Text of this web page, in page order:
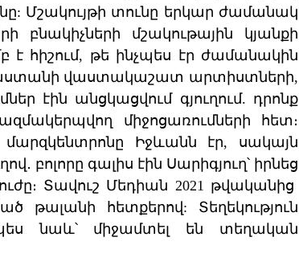
Մշակույթի տունը երկար ժամանակ
բնակիչների մշակութային կյանքի
է հիշում, թե ինչպես էր ժամանակին
վաստակաշատ արտիստների,
էին անցկացվում գյուղում. դրոնք
միջոցառումների հետ։
մարզկենտրոնը Իջևանն էր, սակայն
բոլորը գալիս էին Սարիգյուղ՝ իրնեց
Տավուշ Մեդիան 2021 թվականից
թալանի հետքերով: Տեղեկություն
նաև՝ միջամտել են տեղական